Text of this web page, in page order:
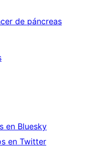
de páncreas
en Bluesky
en Twitter